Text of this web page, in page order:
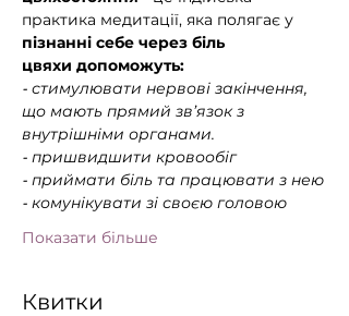
практика медитації, яка полягає у
пізнанні себе через біль
цвяхи допоможуть:
⁃ стимулювати нервові закінчення,
що мають прямий зв’язок з
внутрішніми органами.
⁃ пришвидшити кровообіг
⁃ приймати біль та працювати з нею
⁃ комунікувати зі своєю головою
Показати більше
Квитки